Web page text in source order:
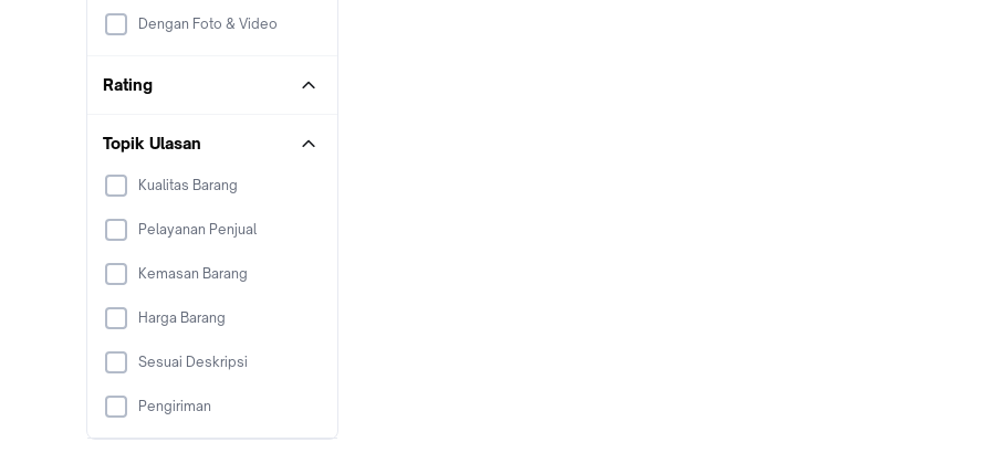
Dengan Foto & Video
Rating
Topik Ulasan
Kualitas Barang
Pelayanan Penjual
Kemasan Barang
Harga Barang
Sesuai Deskripsi
Pengiriman